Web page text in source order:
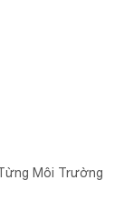
Môi Trường